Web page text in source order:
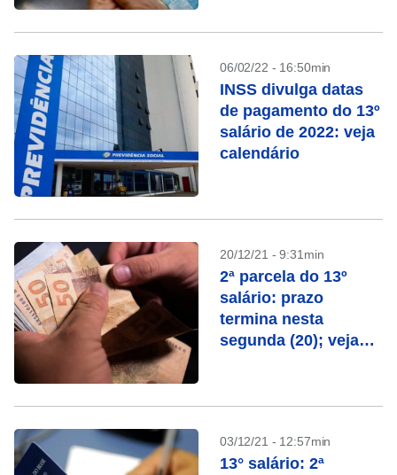
06/02/22 - 16:50min
INSS divulga datas
de pagamento do 13º
salário de 2022: veja
calendário
20/12/21 - 9:31min
2ª parcela do 13º
salário: prazo
termina nesta
segunda (20); veja
03/12/21 - 12:57min
13° salário: 2ª